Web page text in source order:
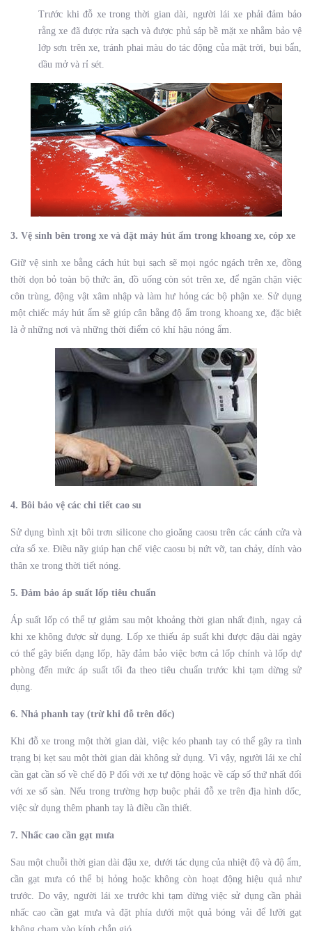
Trước khi đỗ xe trong thời gian dài, người lái xe phải đảm bảo
rằng xe đã được rửa sạch và được phủ sáp bề mặt xe nhằm bảo vệ
lớp sơn trên xe, tránh phai màu do tác động của mặt trời, bụi bẩn,
dầu mở và rỉ sét.
3. Vệ sinh bên trong xe và đặt máy hút ẩm trong khoang xe, cóp xe
Giữ vệ sinh xe bằng cách hút bụi sạch sẽ mọi ngóc ngách trên xe, đồng
thời dọn bỏ toàn bộ thức ăn, đồ uống còn sót trên xe, để ngăn chặn việc
côn trùng, động vật xâm nhập và làm hư hỏng các bộ phận xe. Sử dụng
một chiếc máy hút ẩm sẽ giúp cân bằng độ ẩm trong khoang xe, đặc biệt
là ở những nơi và những thời điểm có khí hậu nóng ẩm.
4. Bôi bảo vệ các chi tiết cao su
Sử dụng bình xịt bôi trơn silicone cho gioăng caosu trên các cánh cửa và
cửa sổ xe. Điều nãy giúp hạn chế việc caosu bị nứt vỡ, tan chảy, dính vào
thân xe trong thời tiết nóng.
5. Đảm bảo áp suất lốp tiêu chuẩn
Áp suất lốp có thể tự giảm sau một khoảng thời gian nhất định, ngay cả
khi xe không được sử dụng. Lốp xe thiếu áp suất khi được đậu dài ngày
có thể gây biến dạng lốp, hãy đảm bảo việc bơm cả lốp chính và lốp dự
phòng đến mức áp suất tối đa theo tiêu chuẩn trước khi tạm dừng sử
dụng.
6. Nhả phanh tay (trừ khi đỗ trên dốc)
Khi đỗ xe trong một thời gian dài, việc kéo phanh tay có thể gây ra tình
trạng bị kẹt sau một thời gian dài không sử dụng. Vì vậy, người lái xe chỉ
cần gạt cần số về chế độ P đối với xe tự động hoặc về cấp số thứ nhất đối
với xe số sàn. Nếu trong trường hợp buộc phải đỗ xe trên địa hình dốc,
việc sử dụng thêm phanh tay là điều cần thiết.
7. Nhấc cao cần gạt mưa
Sau một chuỗi thời gian dài đậu xe, dưới tác dụng của nhiệt độ và độ ẩm,
cần gạt mưa có thể bị hỏng hoặc không còn hoạt động hiệu quả như
trước. Do vậy, người lái xe trước khi tạm dừng việc sử dụng cần phải
nhấc cao cần gạt mưa và đặt phía dưới một quả bóng vải để lưỡi gạt